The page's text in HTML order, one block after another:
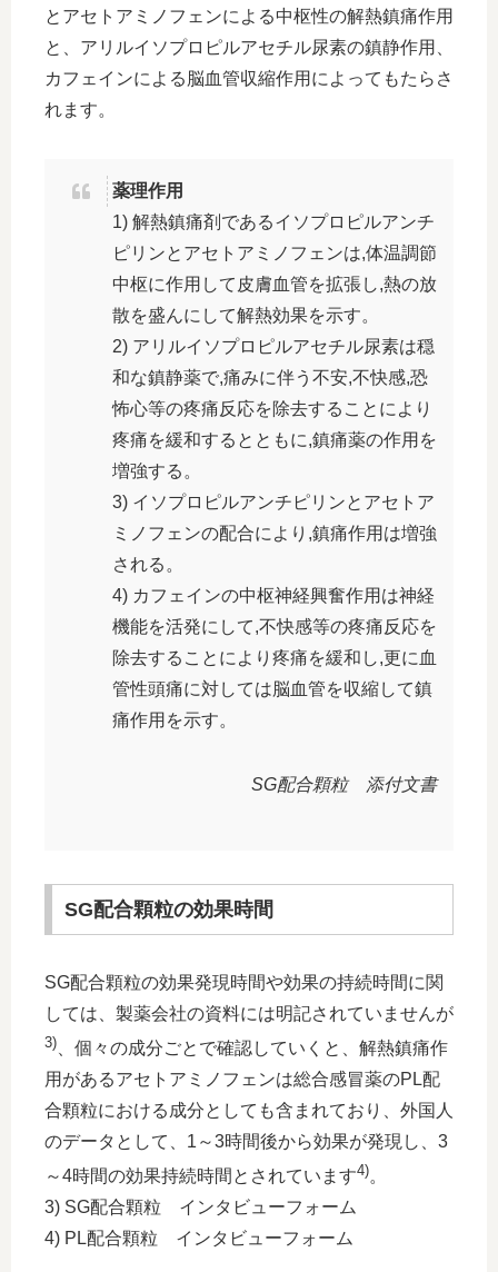
とアセトアミノフェンによる中枢性の解熱鎮痛作用
と、アリルイソプロピルアセチル尿素の鎮静作用、
カフェインによる脳血管収縮作用によってもたらさ
れます。
薬理作用
1) 解熱鎮痛剤であるイソプロピルアンチ
ピリンとアセトアミノフェンは,体温調節
中枢に作用して皮膚血管を拡張し,熱の放
散を盛んにして解熱効果を示す。
2) アリルイソプロピルアセチル尿素は穏
和な鎮静薬で,痛みに伴う不安,不快感,恐
怖心等の疼痛反応を除去することにより
疼痛を緩和するとともに,鎮痛薬の作用を
増強する。
3) イソプロピルアンチピリンとアセトア
ミノフェンの配合により,鎮痛作用は増強
される。
4) カフェインの中枢神経興奮作用は神経
機能を活発にして,不快感等の疼痛反応を
除去することにより疼痛を緩和し,更に血
管性頭痛に対しては脳血管を収縮して鎮
痛作用を示す。
SG配合顆粒 添付文書
SG配合顆粒の効果時間
SG配合顆粒の効果発現時間や効果の持続時間に関
しては、製薬会社の資料には明記されていませんが
3) 、個々の成分ごとで確認していくと、解熱鎮痛作
用があるアセトアミノフェンは総合感冒薬のPL配
合顆粒における成分としても含まれており、外国人
のデータとして、1～3時間後から効果が発現し、3
～4時間の効果持続時間とされています4)。
3) SG配合顆粒 インタビューフォーム
4) PL配合顆粒 インタビューフォーム